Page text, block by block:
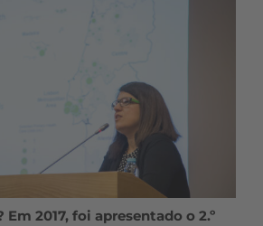
Em 2017, foi apresentado o 2.º